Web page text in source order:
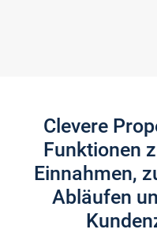
Clevere
Funktionen
Einnahmen,
Abläufen